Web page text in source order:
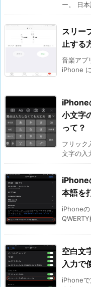
ー。 日
スリー
止する
音楽アプ
iPhone
iPhone
小文字
って？
フリック
文字の入
iPhone
本語を
iPhone
空白文
入力で
iPhone